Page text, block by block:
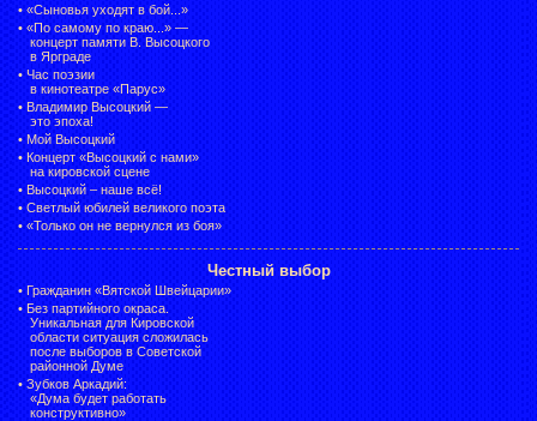
• «Сыновья уходят в бой...»
• «По самому по краю...» —
концерт памяти В. Высоцкого
в Ярграде
• Час поэзии
в кинотеатре «Парус»
• Владимир Высоцкий —
это эпоха!
• Мой Высоцкий
• Концерт «Высоцкий с нами»
на кировской сцене
• Высоцкий – наше всё!
• Светлый юбилей великого поэта
• «Только он не вернулся из боя»
Честный выбор
• Гражданин «Вятской Швейцарии»
• Без партийного окраса.
Уникальная для Кировской
области ситуация сложилась
после выборов в Советской
районной Думе
• Зубков Аркадий:
«Дума будет работать
конструктивно»